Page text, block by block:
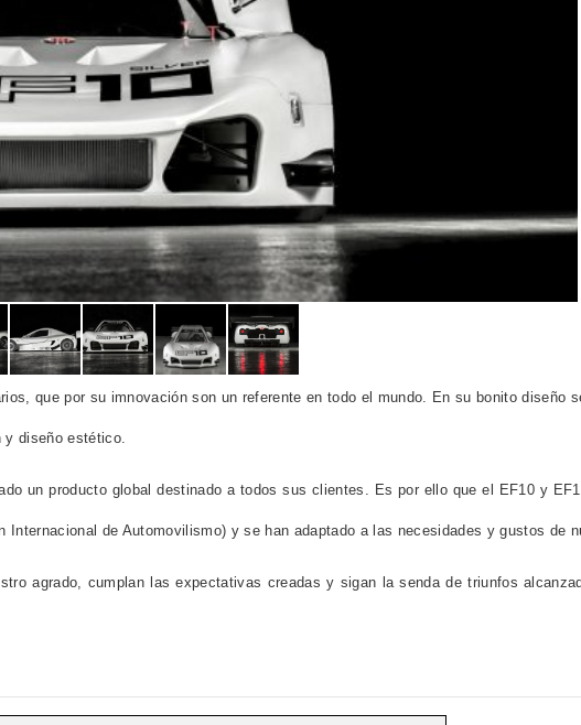
que por su imnovación son un referente en todo el mundo. En su bonito diseño
diseño estético.
un producto global destinado a todos sus clientes. Es por ello que el EF10 y
de Automovilismo) y se han adaptado a las necesidades y gustos de
agrado, cumplan las expectativas creadas y sigan la senda de triunfos